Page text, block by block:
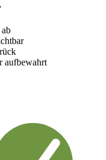
aufbewahrt